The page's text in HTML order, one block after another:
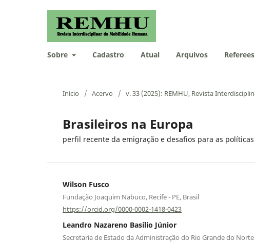
Sobre Cadastro Atual Arquivos Referees
Início / Acervo / v. 33 (2025): REMHU, Revista
Brasileiros na Europa
perfil recente da emigração e desafios para as
Wilson Fusco
Fundação Joaquim Nabuco, Recife - PE, Brasil
https://orcid.org/0000-0002-1418-0423
Leandro Nazareno Basílio Júnior
Secretaria de Estado da Administração do Rio Grande do Norte